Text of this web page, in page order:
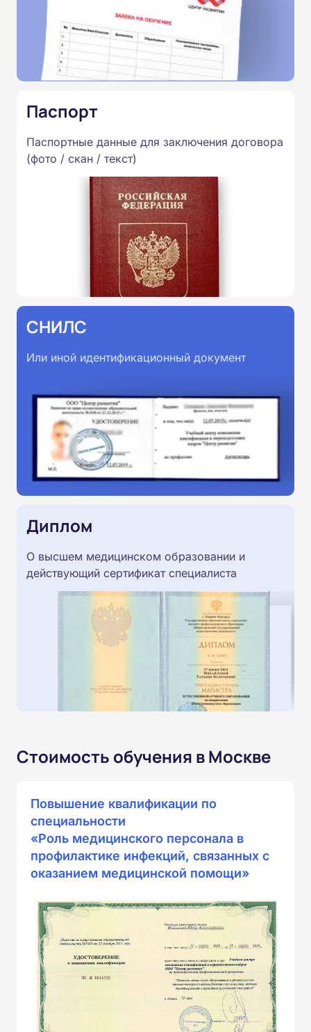
Паспорт
Паспортные данные для заключения договора
(фото / скан / текст)
СНИЛС
Или иной идентификационный документ
Диплом
О высшем медицинском образовании и
действующий сертификат специалиста
Стоимость обучения в Москве
Повышение квалификации по
специальности
«Роль медицинского персонала в
профилактике инфекций, связанных с
оказанием медицинской помощи»